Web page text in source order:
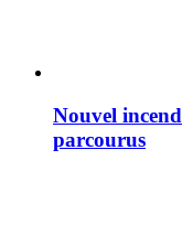
Nouvel
parcourus